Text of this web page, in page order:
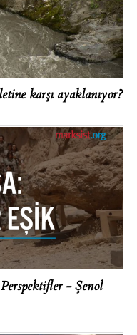
karşı ayaklanıyor?
- Şenol